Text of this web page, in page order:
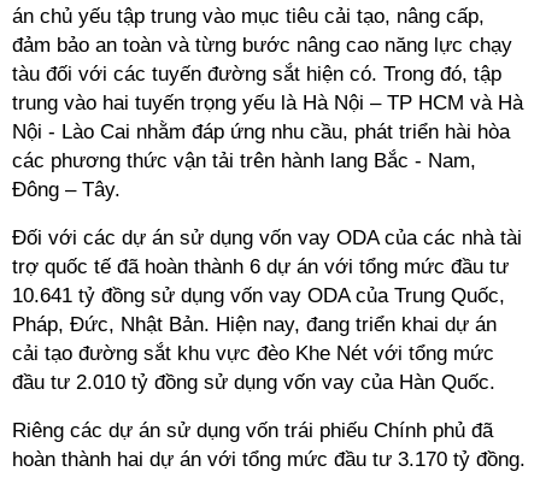
án chủ yếu tập trung vào mục tiêu cải tạo, nâng cấp,
đảm bảo an toàn và từng bước nâng cao năng lực chạy
tàu đối với các tuyến đường sắt hiện có. Trong đó, tập
trung vào hai tuyến trọng yếu là Hà Nội – TP HCM và Hà
Nội - Lào Cai nhằm đáp ứng nhu cầu, phát triển hài hòa
các phương thức vận tải trên hành lang Bắc - Nam,
Đông – Tây.
Đối với các dự án sử dụng vốn vay ODA của các nhà tài
trợ quốc tế đã hoàn thành 6 dự án với tổng mức đầu tư
10.641 tỷ đồng sử dụng vốn vay ODA của Trung Quốc,
Pháp, Đức, Nhật Bản. Hiện nay, đang triển khai dự án
cải tạo đường sắt khu vực đèo Khe Nét với tổng mức
đầu tư 2.010 tỷ đồng sử dụng vốn vay của Hàn Quốc.
Riêng các dự án sử dụng vốn trái phiếu Chính phủ đã
hoàn thành hai dự án với tổng mức đầu tư 3.170 tỷ đồng.